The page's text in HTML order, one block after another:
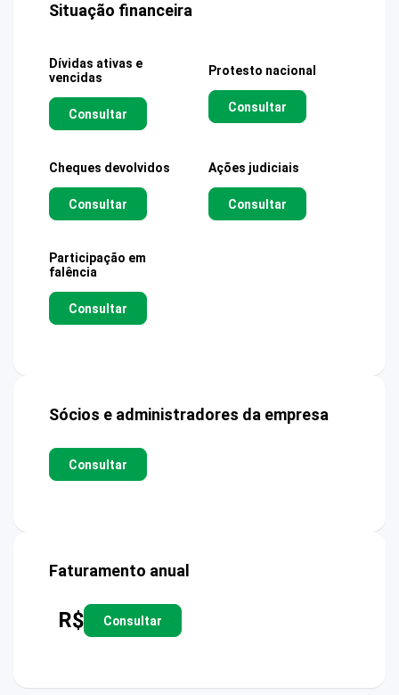
Situação financeira
Dívidas ativas e
vencidas
Consultar
Protesto nacional
Consultar
Cheques devolvidos
Consultar
Ações judiciais
Consultar
Participação em
falência
Consultar
Sócios e administradores da empresa
Consultar
Faturamento anual
R$ Consultar